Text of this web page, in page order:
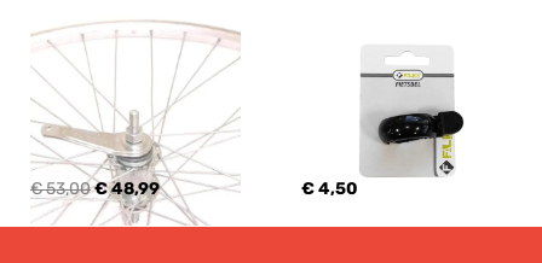
€ 53,00€ 48,99 € 4,50